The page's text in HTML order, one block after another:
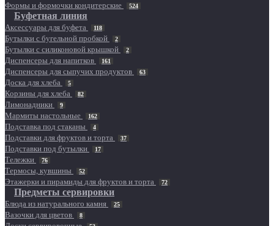
Формы и формочки кондитерские 524
Буфетная линия
Аксессуары для буфета 118
Бутылки с бугельной пробкой 2
Бутылки с силиконовой крышкой 2
Диспенсеры для напитков 161
Диспенсеры для сыпучих продуктов 63
Доска для хлеба 5
Корзины для хлеба 82
Лимонадники 9
Мармиты настольные 162
Подставка под стаканы 4
Подставки для фруктов и торта 37
Подставки под бутылки 17
Тележки 76
Термосы, кувшины 52
Этажерки и пирамиды для фруктов и торта 72
Предметы сервировки
Блюда из натурального камня 25
Вазочки для цветов 8